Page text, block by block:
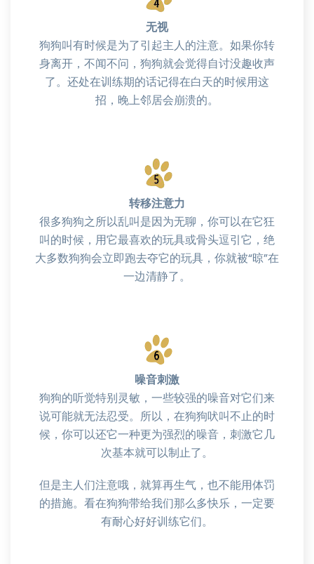
无视
狗狗叫有时候是为了引起主人的注意。如果你转
身离开，不闻不问，狗狗就会觉得自讨没趣收声
了。还处在训练期的话记得在白天的时候用这
招，晚上邻居会崩溃的。
转移注意力
很多狗狗之所以乱叫是因为无聊，你可以在它狂
叫的时候，用它最喜欢的玩具或骨头逗引它，绝
大多数狗狗会立即跑去夺它的玩具，你就被“晾”在
一边清静了。
噪音刺激
狗狗的听觉特别灵敏，一些较强的噪音对它们来
说可能就无法忍受。所以，在狗狗吠叫不止的时
候，你可以还它一种更为强烈的噪音，刺激它几
次基本就可以制止了。
但是主人们注意哦，就算再生气，也不能用体罚
的措施。看在狗狗带给我们那么多快乐，一定要
有耐心好好训练它们。